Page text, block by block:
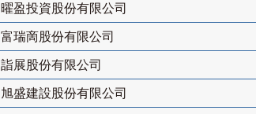
曜盈投資股份有限公司
富瑞啇股份有限公司
詣展股份有限公司
旭盛建設股份有限公司